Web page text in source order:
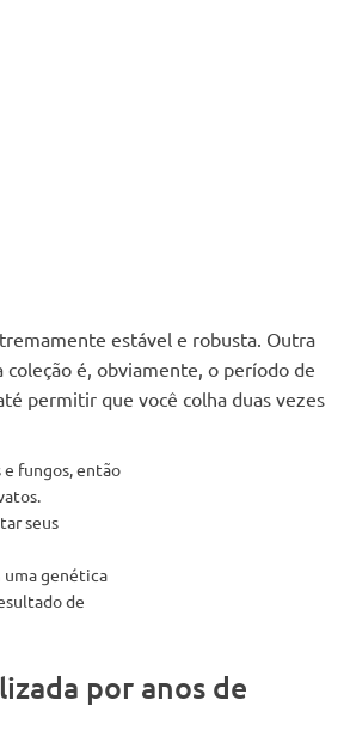
estável e robusta. Outra
é, obviamente, o período de
permitir que você colha duas vezes
fungos, então
seus
uma genética
de
por anos de